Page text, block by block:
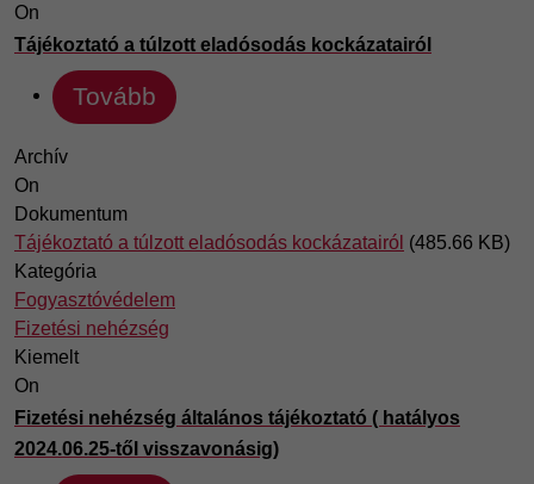
On
Tájékoztató a túlzott eladósodás kockázatairól
Tovább
Archív
On
Dokumentum
Tájékoztató a túlzott eladósodás kockázatairól (485.66 KB)
Kategória
Fogyasztóvédelem
Fizetési nehézség
Kiemelt
On
Fizetési nehézség általános tájékoztató ( hatályos
2024.06.25-től visszavonásig)